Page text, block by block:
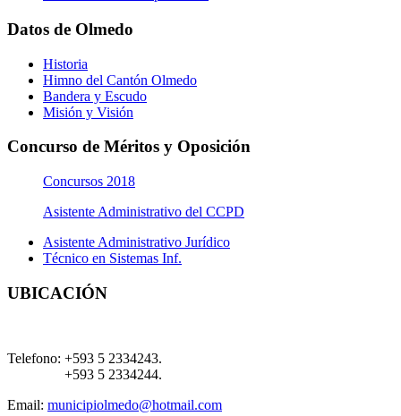
Datos de Olmedo
Historia
Himno del Cantón Olmedo
Bandera y Escudo
Misión y Visión
Concurso de Méritos y Oposición
Concursos 2018
Asistente Administrativo del CCPD
Asistente Administrativo Jurídico
Técnico en Sistemas Inf.
UBICACIÓN
Telefono: +593 5 2334243.
+593 5 2334244.
Email: municipiolmedo@hotmail.com